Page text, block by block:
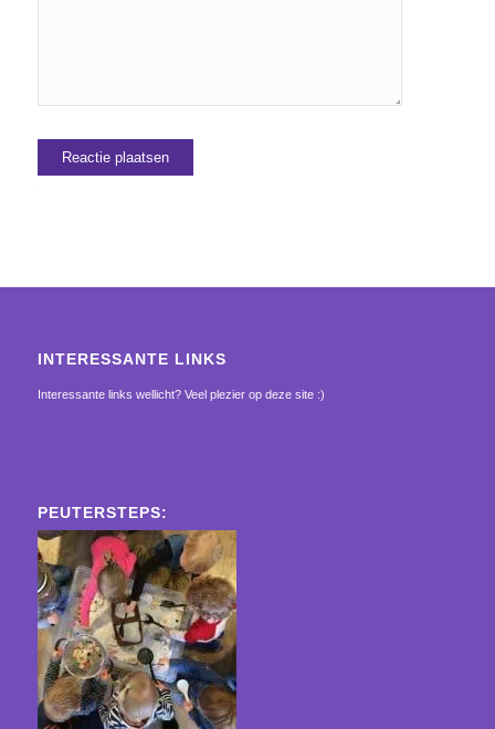
INTERESSANTE LINKS
Interessante links wellicht? Veel plezier op deze site :)
PEUTERSTEPS: